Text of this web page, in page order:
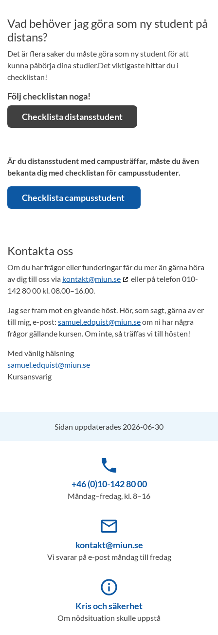
Vad behöver jag göra som ny student på
distans?
Det är flera saker du måste göra som ny student för att
kunna påbörja dina studier.Det viktigaste hittar du i
checklistan!
Följ checklistan noga!
Checklista distansstudent
Är du distansstudent med campusträffar, måste du även
bekanta dig med checklistan för campusstudenter.
Checklista campusstudent
Kontakta oss
Om du har frågor eller funderingar får du mer än gärna höra
av dig till oss via kontakt@miun.se
eller på telefon 010-
142 80 00 kl. 08.00–16.00.
Jag ser fram mot en givande höst. Hör, som sagt, gärna av er
till mig, e-post: samuel.edquist@miun.seom ni har några
frågor gällande kursen. Om inte, så träffas vi till hösten!
Med vänlig hälsning
samuel.edquist@miun.se
Kursansvarig
Sidan uppdaterades 2026-06-30
phone
+46 (0)10-142 80 00
Måndag–fredag, kl. 8–16
mail_outline
kontakt@miun.se
Vi svarar på e-post måndag till fredag
info_outline
Kris och säkerhet
Om nödsituation skulle uppstå